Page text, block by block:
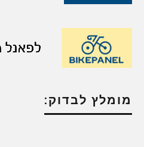
מומלץ לבדוק: